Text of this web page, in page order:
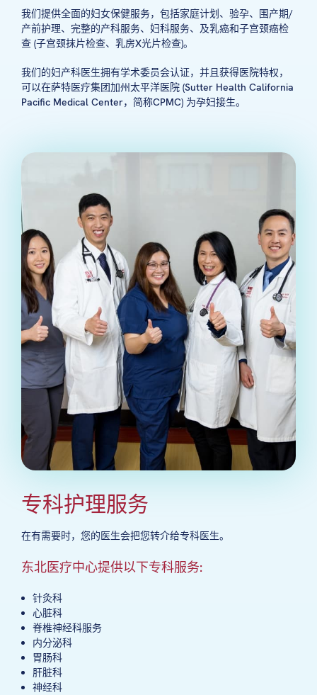
我们提供全面的妇女保健服务，包括家庭计划、验孕、围产期/
产前护理、完整的产科服务、妇科服务、及乳癌和子宫颈癌检
查 (子宫颈抹片检查、乳房X光片检查)。
我们的妇产科医生拥有学术委员会认证，并且获得医院特权，
可以在萨特医疗集团加州太平洋医院 (Sutter Health California
Pacific Medical Center，简称CPMC) 为孕妇接生。
专科护理服务
在有需要时，您的医生会把您转介给专科医生。
东北医疗中心提供以下专科服务:
针灸科
心脏科
脊椎神经科服务
内分泌科
胃肠科
肝脏科
神经科